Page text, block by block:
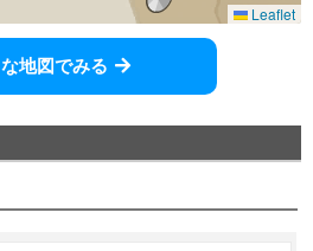
地図でみる